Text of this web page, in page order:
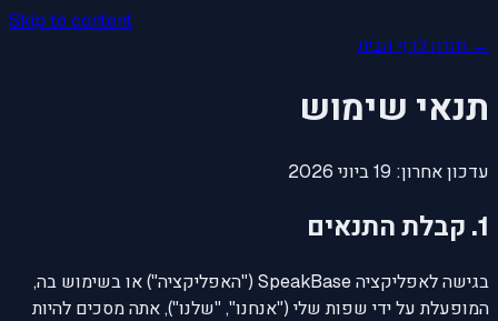
Skip to content
→ חזרה לדף הבית
תנאי שימוש
עדכון אחרון: 19 ביוני 2026
1. קבלת התנאים
בגישה לאפליקציה SpeakBase ("האפליקציה") או בשימוש בה,
המופעלת על ידי שפות שלי ("אנחנו", "שלנו"), אתה מסכים להיות